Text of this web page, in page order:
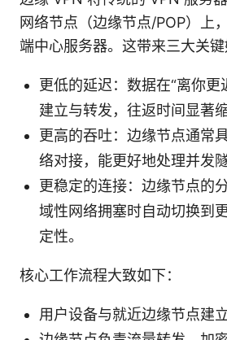
网络节点（边缘节点/POP）上
端中心服务器。这带来三大关键
更低的延迟：数据在“离你更
建立与转发，往返时间显著缩
更高的吞吐：边缘节点通常
络对接，能更好地处理并发
更稳定的连接：边缘节点的
域性网络拥塞时自动切换到
定性。
核心工作流程大致如下：
用户设备与就近边缘节点建